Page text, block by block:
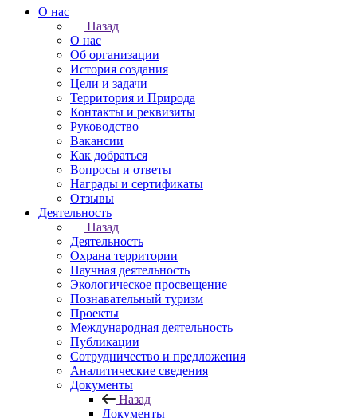
О нас
Назад
О нас
Об организации
История создания
Цели и задачи
Территория и Природа
Контакты и реквизиты
Руководство
Вакансии
Как добраться
Вопросы и ответы
Награды и сертификаты
Отзывы
Деятельность
Назад
Деятельность
Охрана территории
Научная деятельность
Экологическое просвещение
Познавательный туризм
Проекты
Международная деятельность
Публикации
Сотрудничество и предложения
Аналитические сведения
Документы
Назад
Документы